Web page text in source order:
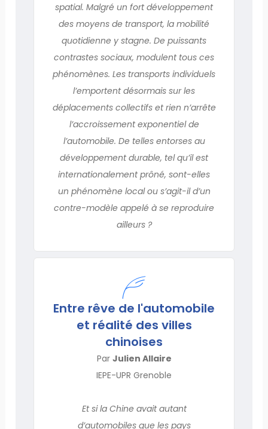
spatial. Malgré un fort développement
des moyens de transport, la mobilité
quotidienne y stagne. De puissants
contrastes sociaux, modulent tous ces
phénomènes. Les transports individuels
l’emportent désormais sur les
déplacements collectifs et rien n’arrête
l’accroissement exponentiel de
l’automobile. De telles entorses au
développement durable, tel qu’il est
internationalement prôné, sont-elles
un phénomène local ou s’agit-il d’un
contre-modèle appelé à se reproduire
ailleurs ?
Entre rêve de l'automobile
et réalité des villes
chinoises
Par Julien Allaire
IEPE-UPR Grenoble
Et si la Chine avait autant
d’automobiles que les pays